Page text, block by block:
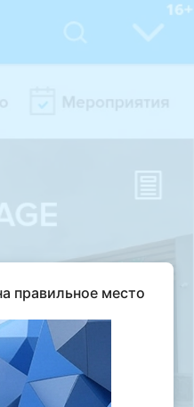
правильное место